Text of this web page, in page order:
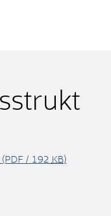
(PDF / 192 KB)